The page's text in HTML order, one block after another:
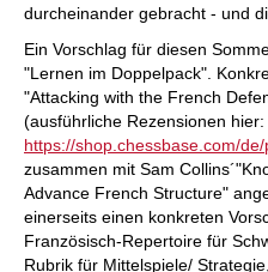
durcheinander gebracht - und
Ein Vorschlag für diesen
"Lernen im Doppelpack".
"Attacking with the French
(ausführliche Rezensionen hier:
https://shop.chessbase.com/
zusammen mit Sam
Advance French Structure"
einerseits einen konkreten
Französisch-Repertoire für
Rubrik für Mittelspiele/